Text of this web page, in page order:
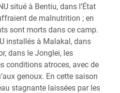
situé à Bentiu, dans l’État
de malnutrition ; en
sont morts dans ce camp.
installés à Malakal, dans
dans le Jonglei, les
conditions atroces, avec de
genoux. En cette saison
stagnante laissées par les